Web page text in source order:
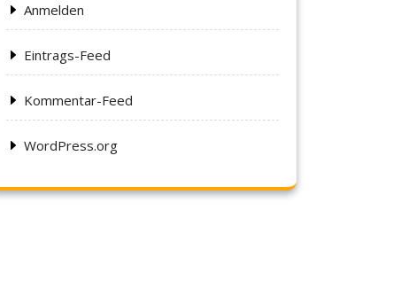
Anmelden
Eintrags-Feed
Kommentar-Feed
WordPress.org